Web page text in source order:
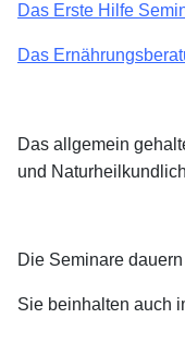
Das Erste Hilfe
Das
Das allgemein
und
Die Seminare
Sie beinhalten auch